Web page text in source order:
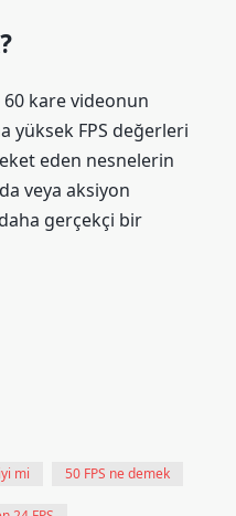
60 kare videonun
yüksek FPS değerleri
eden nesnelerin
veya aksiyon
gerçekçi bir
mi 50 FPS ne demek